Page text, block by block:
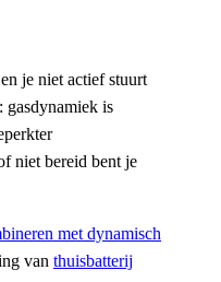
je niet actief stuurt
gasdynamiek is
niet bereid bent je
met dynamisch
van thuisbatterij